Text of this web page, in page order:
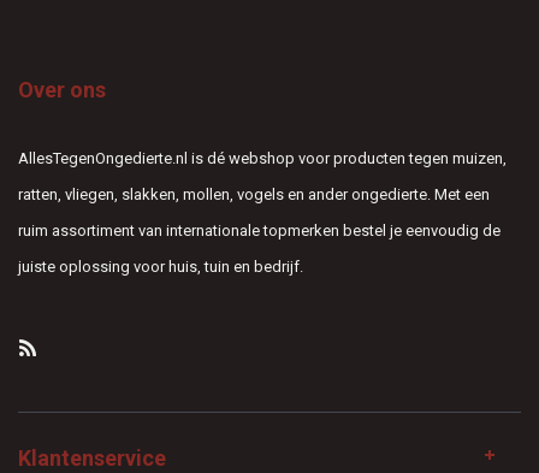
Over ons
AllesTegenOngedierte.nl is dé webshop voor producten tegen muizen,
ratten, vliegen, slakken, mollen, vogels en ander ongedierte. Met een
ruim assortiment van internationale topmerken bestel je eenvoudig de
juiste oplossing voor huis, tuin en bedrijf.
Klantenservice